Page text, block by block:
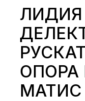
ЛИДИЯ
ОПОРА
МАТИС